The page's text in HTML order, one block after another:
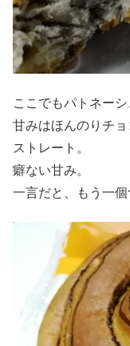
ここでもパトネー
甘みはほんのりチョ
ストレート。
癖ない甘み。
一言だと、もう一